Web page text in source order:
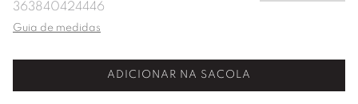
363840424446
Guia de medidas
ADICIONAR NA SACOLA